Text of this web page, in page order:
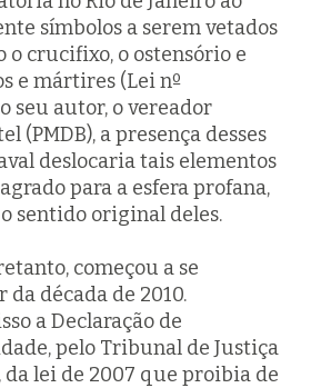
símbolos a serem vetados
o crucifixo, o ostensório e
e mártires (Lei nº
seu autor, o vereador
(PMDB), a presença desses
deslocaria tais elementos
para a esfera profana,
sentido original deles.
começou a se
década de 2010.
a Declaração de
pelo Tribunal de Justiça
da lei de 2007 que proibia de